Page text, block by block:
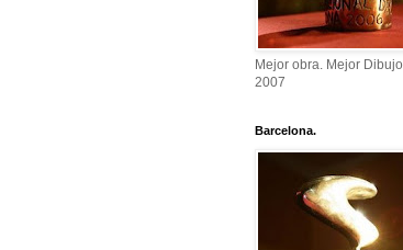
Mejor obra. Mejor Dibujo
2007
Barcelona.